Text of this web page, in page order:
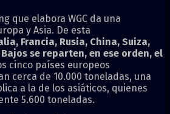
que elabora WGC da una
y Asia. De esta
Francia, Rusia, China, Suiza,
se reparten, en ese orden, el
cinco países europeos
cerca de 10.000 toneladas, una
a la de los asiáticos, quienes
5.600 toneladas.